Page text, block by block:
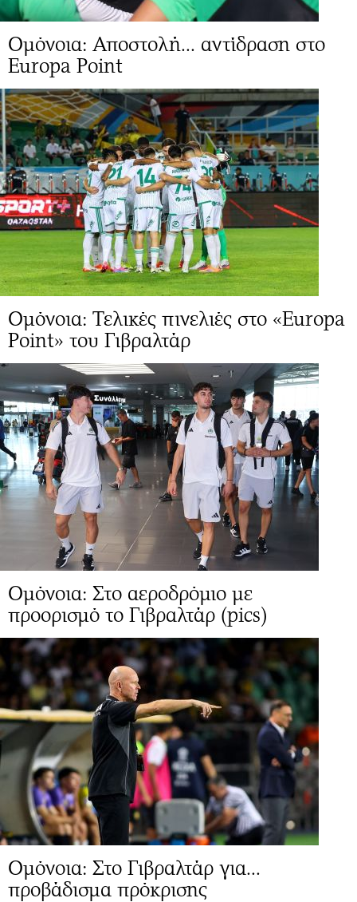
Ομόνοια: Αποστολή... αντίδραση στο
Europa Point
Ομόνοια: Τελικές πινελιές στο «Europa
Point» του Γιβραλτάρ
Ομόνοια: Στο αεροδρόμιο με
προορισμό το Γιβραλτάρ (pics)
Ομόνοια: Στο Γιβραλτάρ για...
προβάδισμα πρόκρισης